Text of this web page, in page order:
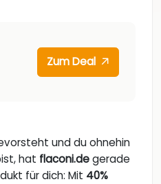
Zum Deal
und du ohnehin
hat flaconi.degerade
für dich: Mit 40%